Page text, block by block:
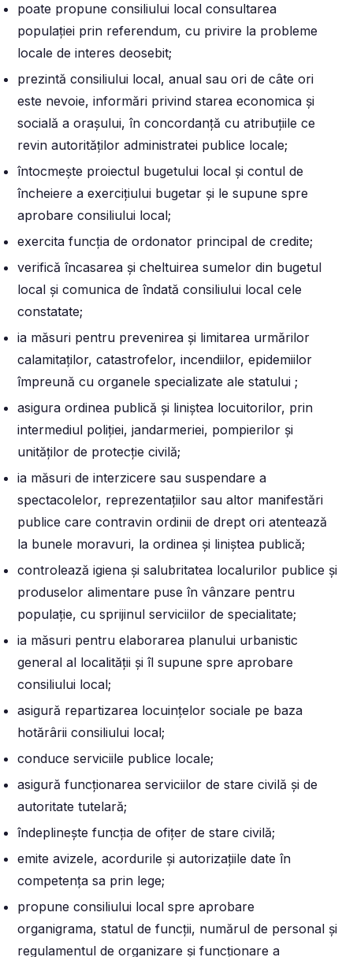
poate propune consiliului local consultarea
populației prin referendum, cu privire la probleme
locale de interes deosebit;
prezintă consiliului local, anual sau ori de câte ori
este nevoie, informări privind starea economica și
socială a orașului, în concordanță cu atribuțiile ce
revin autorităților administratei publice locale;
întocmește proiectul bugetului local și contul de
încheiere a exercițiului bugetar și le supune spre
aprobare consiliului local;
exercita funcția de ordonator principal de credite;
verifică încasarea și cheltuirea sumelor din bugetul
local și comunica de îndată consiliului local cele
constatate;
ia măsuri pentru prevenirea și limitarea urmărilor
calamitaților, catastrofelor, incendiilor, epidemiilor
împreună cu organele specializate ale statului ;
asigura ordinea publică și liniștea locuitorilor, prin
intermediul poliției, jandarmeriei, pompierilor și
unităților de protecție civilă;
ia măsuri de interzicere sau suspendare a
spectacolelor, reprezentațiilor sau altor manifestări
publice care contravin ordinii de drept ori atentează
la bunele moravuri, la ordinea și liniștea publică;
controlează igiena și salubritatea localurilor publice și
produselor alimentare puse în vânzare pentru
populație, cu sprijinul serviciilor de specialitate;
ia măsuri pentru elaborarea planului urbanistic
general al localității și îl supune spre aprobare
consiliului local;
asigură repartizarea locuințelor sociale pe baza
hotărârii consiliului local;
conduce serviciile publice locale;
asigură funcționarea serviciilor de stare civilă și de
autoritate tutelară;
îndeplinește funcția de ofițer de stare civilă;
emite avizele, acordurile și autorizațiile date în
competența sa prin lege;
propune consiliului local spre aprobare
organigrama, statul de funcții, numărul de personal și
regulamentul de organizare și funcționare a